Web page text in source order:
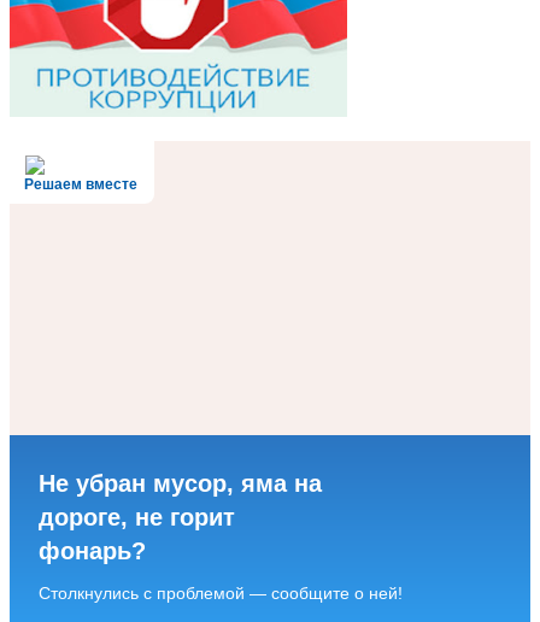
Решаем вместе
Не убран мусор, яма на
дороге, не горит
фонарь?
Столкнулись с проблемой — сообщите о ней!